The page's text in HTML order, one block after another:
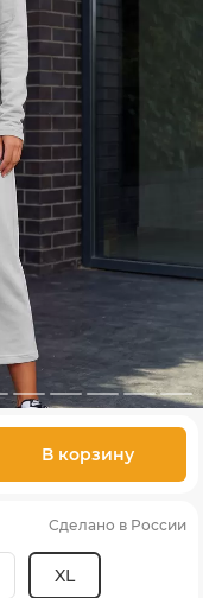
В корзину
Сделано в России
XL